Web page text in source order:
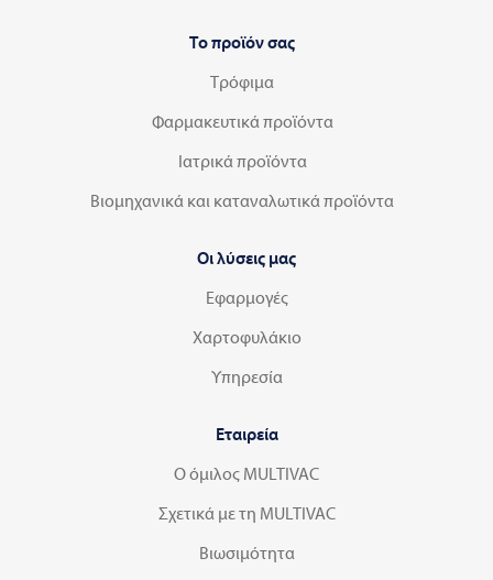
Το προϊόν σας
Τρόφιμα
Φαρμακευτικά προϊόντα
Ιατρικά προϊόντα
Βιομηχανικά και καταναλωτικά προϊόντα
Οι λύσεις μας
Εφαρμογές
Χαρτοφυλάκιο
Υπηρεσία
Εταιρεία
Ο όμιλος MULTIVAC
Σχετικά με τη MULTIVAC
Βιωσιμότητα